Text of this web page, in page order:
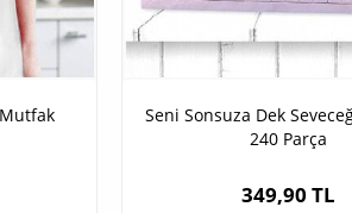
Seni Sonsuza Dek
240 Parça
349,90 TL